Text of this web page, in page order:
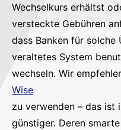
Wechselkurs erhältst
versteckte Gebühren
dass Banken für solche
veraltetes System
wechseln. Wir
Wise
zu verwenden – das ist
günstiger. Deren